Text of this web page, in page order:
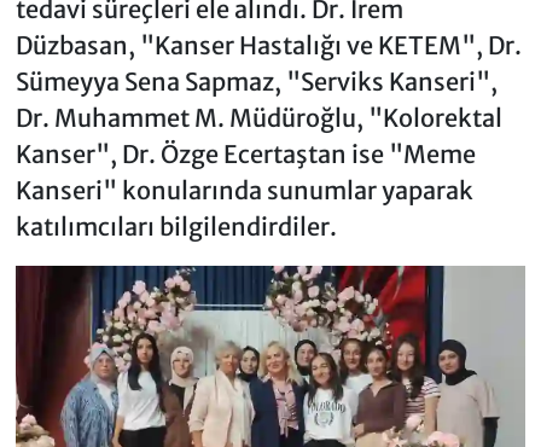
tedavi süreçleri ele alındı. Dr. İrem
Düzbasan, "Kanser Hastalığı ve KETEM", Dr.
Sümeyya Sena Sapmaz, "Serviks Kanseri",
Dr. Muhammet M. Müdüroğlu, "Kolorektal
Kanser", Dr. Özge Ecertaştan ise "Meme
Kanseri" konularında sunumlar yaparak
katılımcıları bilgilendirdiler.